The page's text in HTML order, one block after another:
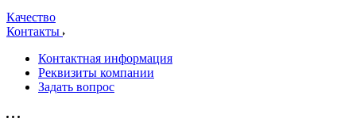
Качество
Контакты
Контактная информация
Реквизиты компании
Задать вопрос